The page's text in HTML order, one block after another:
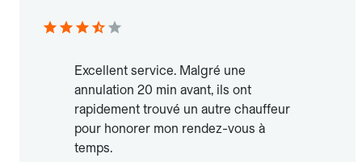
Excellent service. Malgré une
annulation 20 min avant, ils ont
rapidement trouvé un autre chauffeur
pour honorer mon rendez-vous à
temps.